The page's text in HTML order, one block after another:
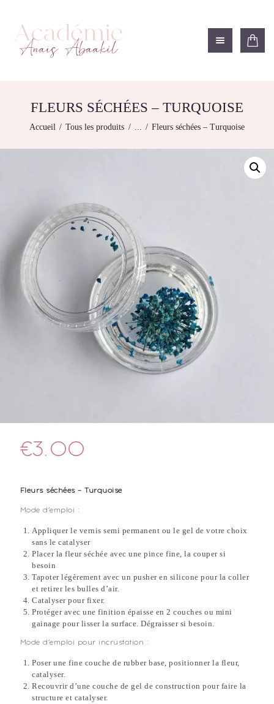
FLEURS SÉCHÉES – TURQUOISE
Accueil Tous les produits ... Fleurs séchées – Turquoise
ACADÉMIE ANAÏS ABAAKIL
Formation et shop Indigo
NOS FORMATIONS
FORMATIONS
MODÈLE
€3.00
Fleurs séchées – Turquoise
Mode d’emploi :
Appliquer le vernis semi permanent ou le gel de votre choix
sans le catalyser
Placer la fleur séchée avec une pince fine, la couper si
besoin
Tapoter légèrement avec un pusher en silicone pour la coller
et retirer les bulles d’air.
Catalyser pour fixer.
Protéger avec une finition épaisse en 2 couches ou mini
gainage pour lisser la surface. Dégraisser si besoin.
Mode d’emploi pour incrustation :
Poser une fine couche de rubber base, positionner la fleur,
catalyser.
Recouvrir d’une couche de gel de construction pour faire la
structure et catalyser.